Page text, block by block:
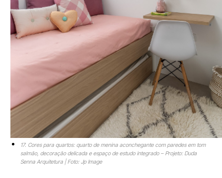
17. Cores para quartos: quarto de menina aconchegante com paredes em tom
salmão, decoração delicada e espaço de estudo integrado – Projeto: Duda
Senna Arquitetura | Foto: Jp Image